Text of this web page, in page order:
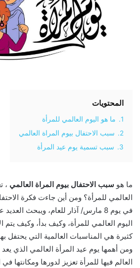
المحتويات
1.
ما هو اليوم العالمي للمرأة
2.
سبب الاحتفال بيوم المراة العالمي
3.
سبب تسمية يوم عيد المرأة
ما هو سبب الاحتفال بيوم المراة العالمي ،
العالمي للمرأة؟ ومن أين جاءت فكرة
في يوم 8 مارس/ آذار للعام، ويبحث
اليوم العالمي للمرأة، وكيف بدأ، وكيف يتم
كثيرة هي المناسبات العالمية التي يحتفل
ومن أهمها يوم عيد المرأة العالمي الذي يعد
العالم فيها للمرأة تعزيز لدورها ومكانتها